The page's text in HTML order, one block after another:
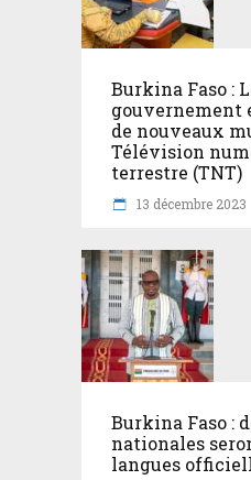
Burkina Faso :
gouvernement
de nouveaux
Télévision
terrestre (TNT)
13 décembre 2023
Burkina Faso :
nationales
langues